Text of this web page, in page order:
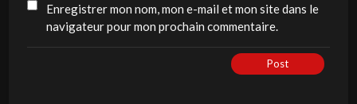
Enregistrer mon nom, mon e-mail et mon site dans le
navigateur pour mon prochain commentaire.
Post